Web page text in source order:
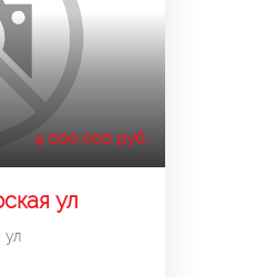
4 000 000 руб.
ул
ул